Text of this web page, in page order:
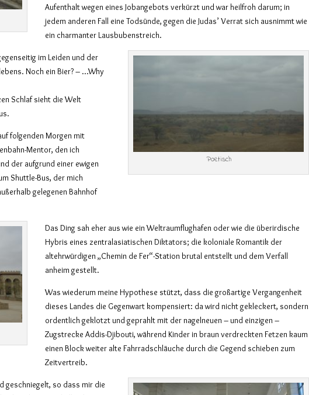
Aufenthalt wegen eines Jobangebots verkürzt und war heilfroh darum; in
jedem anderen Fall eine Todsünde, gegen die Judas’ Verrat sich ausnimmt wie
ein charmanter Lausbubenstreich.
Poetisch
im Leiden und der
Noch ein Bier? – …Why
Schlaf sieht die Welt
folgenden Morgen mit
Mentor, den ich
der aufgrund einer ewigen
Shuttle-Bus, der mich
gelegenen Bahnhof
Das Ding sah eher aus wie ein Weltraumflughafen oder wie die überirdische
Hybris eines zentralasiatischen Diktators; die koloniale Romantik der
altehrwürdigen „Chemin de Fer“-Station brutal entstellt und dem Verfall
anheim gestellt.
Was wiederum meine Hypothese stützt, dass die großartige Vergangenheit
dieses Landes die Gegenwart kompensiert: da wird nicht gekleckert, sondern
ordentlich geklotzt und geprahlt mit der nagelneuen – und einzigen –
Zugstrecke Addis-Djibouti, während Kinder in braun verdreckten Fetzen kaum
einen Block weiter alte Fahrradschläuche durch die Gegend schieben zum
Zeitvertreib.
geschniegelt, so dass mir die